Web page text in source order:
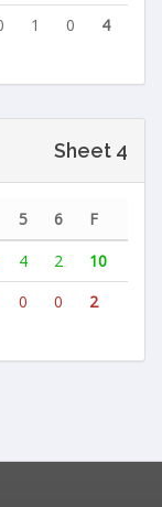
1 0 4
Sheet 4
5 6
F
4 2
10
0 0 2